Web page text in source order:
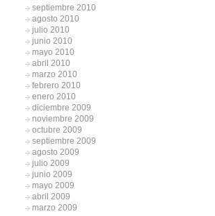
septiembre 2010
agosto 2010
julio 2010
junio 2010
mayo 2010
abril 2010
marzo 2010
febrero 2010
enero 2010
diciembre 2009
noviembre 2009
octubre 2009
septiembre 2009
agosto 2009
julio 2009
junio 2009
mayo 2009
abril 2009
marzo 2009